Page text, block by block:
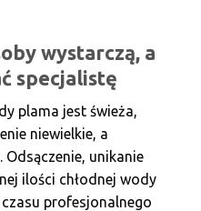
wystarczą, a
specjalistę
plama jest świeża,
niewielkie, a
unikanie
ilości chłodnej wody
profesjonalnego